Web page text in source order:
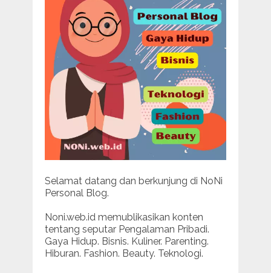
Selamat datang dan berkunjung di NoNi
Personal Blog.
Noni.web.id memublikasikan konten
tentang seputar Pengalaman Pribadi.
Gaya Hidup. Bisnis. Kuliner. Parenting.
Hiburan. Fashion. Beauty. Teknologi.